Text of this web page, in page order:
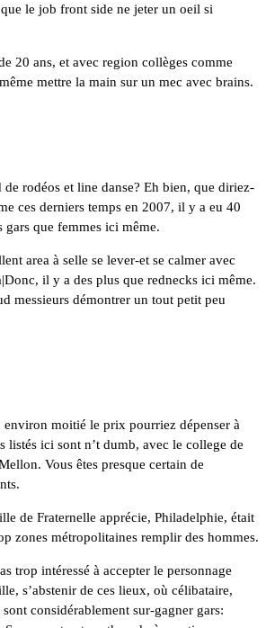
le job front side ne jeter un oeil si
20 ans, et avec region collèges comme
mettre la main sur un mec avec brains.
de rodéos et line danse? Eh bien, que diriez-
ces derniers temps en 2007, il y a eu 40
gars que femmes ici même.
area à selle se lever-et se calmer avec
il y a des plus que rednecks ici même.
messieurs démontrer un tout petit peu
moitié le prix pourriez dépenser à
listés ici sont n’t dumb, avec le college de
Vous êtes presque certain de
de Fraternelle apprécie, Philadelphie, était
zones métropolitaines remplir des hommes.
trop intéressé à accepter le personnage
s’abstenir de ces lieux, où célibataire,
considérablement sur-gagner gars: